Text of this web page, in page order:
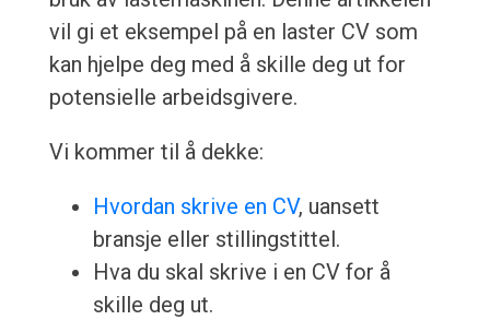
vil gi et eksempel på en laster CV som
kan hjelpe deg med å skille deg ut for
potensielle arbeidsgivere.
Vi kommer til å dekke:
Hvordan skrive en CV, uansett
bransje eller stillingstittel.
Hva du skal skrive i en CV for å
skille deg ut.